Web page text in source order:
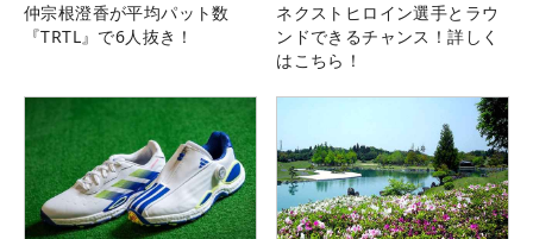
仲宗根澄香が平均パット数
『TRTL』で6人抜き！
ネクストヒロイン選手とラウ
ンドできるチャンス！詳しく
はこちら！